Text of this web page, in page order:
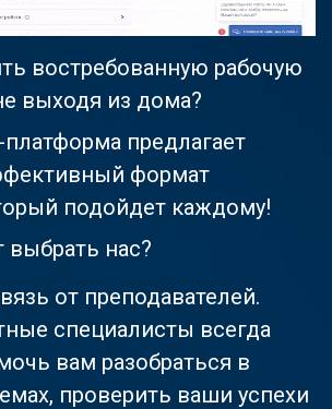
востребованную рабочую
выходя из дома?
предлагает
формат
подойдет каждому!
выбрать нас?
от преподавателей.
специалисты всегда
вам разобраться в
проверить ваши успехи